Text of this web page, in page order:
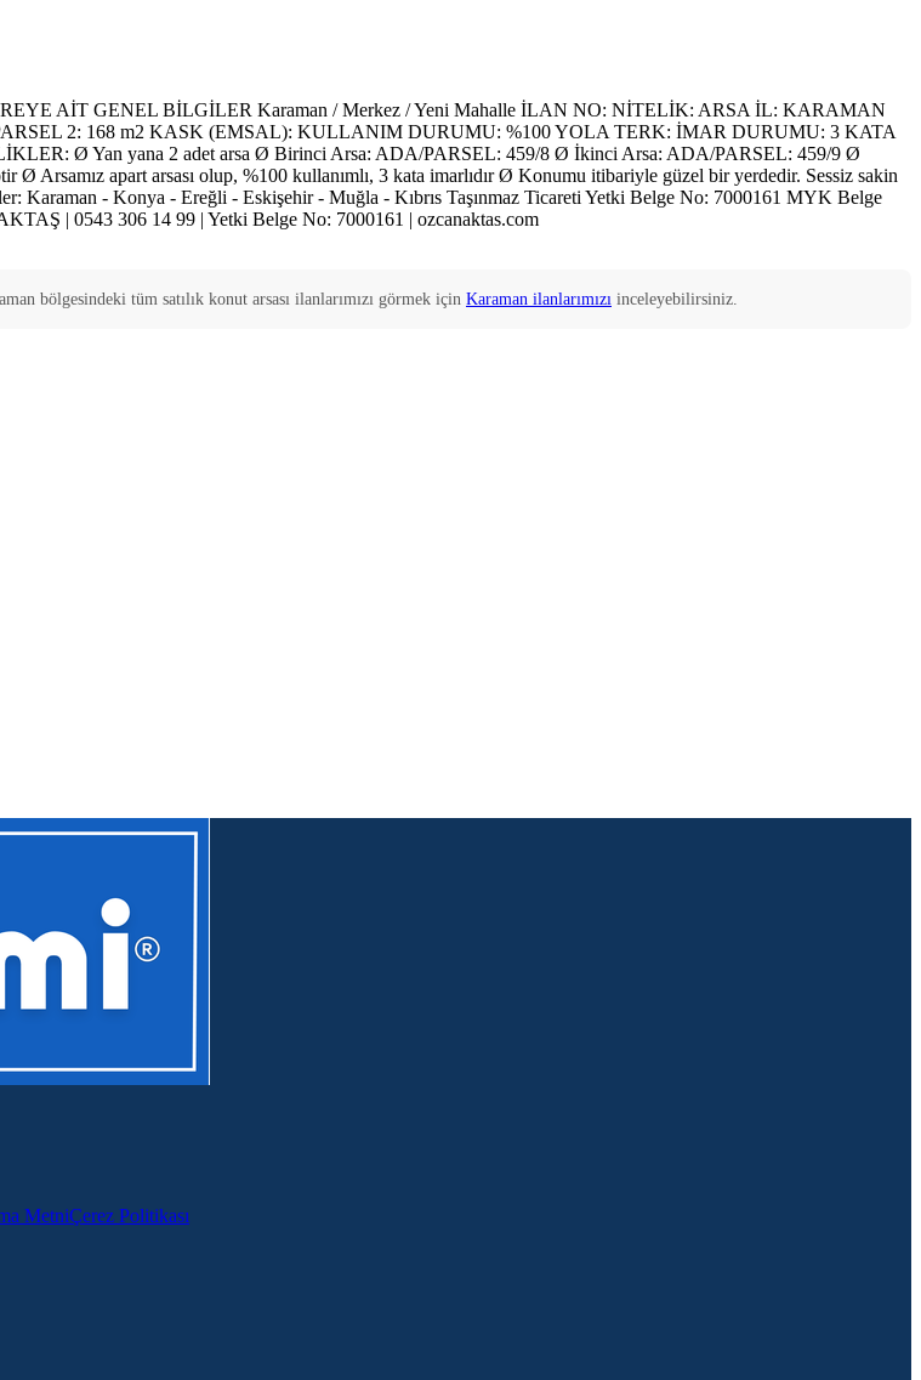
AİT GENEL BİLGİLER Karaman / Merkez / Yeni Mahalle İLAN NO: NİTELİK: ARSA İL: KARAMAN
2: 168 m2 KASK (EMSAL): KULLANIM DURUMU: %100 YOLA TERK: İMAR DURUMU: 3 KATA
Ø Yan yana 2 adet arsa Ø Birinci Arsa: ADA/PARSEL: 459/8 Ø İkinci Arsa: ADA/PARSEL: 459/9 Ø
Arsamız apart arsası olup, %100 kullanımlı, 3 kata imarlıdır Ø Konumu itibariyle güzel bir yerdedir. Sessiz sakin
Karaman - Konya - Ereğli - Eskişehir - Muğla - Kıbrıs Taşınmaz Ticareti Yetki Belge No: 7000161 MYK Belge
| 0543 306 14 99 | Yetki Belge No: 7000161 | ozcanaktas.com
bölgesindeki tüm satılık konut arsası ilanlarımızı görmek için Karaman ilanlarımızı inceleyebilirsiniz.
MetniÇerez Politikası